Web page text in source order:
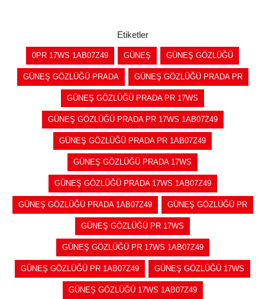
Etiketler
0PR 17WS 1AB07Z49 GÜNEŞ GÜNEŞ GÖZLÜĞÜ
GÜNEŞ GÖZLÜĞÜ PRADA GÜNEŞ GÖZLÜĞÜ PRADA PR
GÜNEŞ GÖZLÜĞÜ PRADA PR 17WS
GÜNEŞ GÖZLÜĞÜ PRADA PR 17WS 1AB07Z49
GÜNEŞ GÖZLÜĞÜ PRADA PR 1AB07Z49
GÜNEŞ GÖZLÜĞÜ PRADA 17WS
GÜNEŞ GÖZLÜĞÜ PRADA 17WS 1AB07Z49
GÜNEŞ GÖZLÜĞÜ PRADA 1AB07Z49 GÜNEŞ GÖZLÜĞÜ PR
GÜNEŞ GÖZLÜĞÜ PR 17WS
GÜNEŞ GÖZLÜĞÜ PR 17WS 1AB07Z49
GÜNEŞ GÖZLÜĞÜ PR 1AB07Z49 GÜNEŞ GÖZLÜĞÜ 17WS
GÜNEŞ GÖZLÜĞÜ 17WS 1AB07Z49